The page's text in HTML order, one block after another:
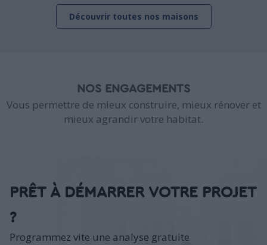
Découvrir toutes nos maisons
NOS ENGAGEMENTS
Vous permettre de mieux construire, mieux rénover et
mieux agrandir votre habitat.
PRÊT À DÉMARRER VOTRE PROJET
?
Programmez vite une analyse gratuite